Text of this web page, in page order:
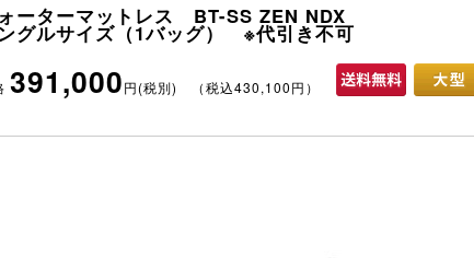
ーターマットレス BT-SS ZEN NDX
グルサイズ（1バッグ） ※代引き不可
391,000円(税別) （税込430,100円）